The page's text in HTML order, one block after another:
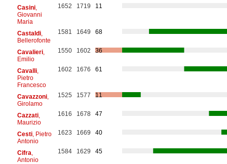
Casini,
Giovanni
Maria
1652 1719 11
Castaldi,
Bellerofonte
1581 1649 68
Cavalieri,
Emilio
1550 1602 36
Cavalli,
Pietro
Francesco
1602 1676 61
Cavazzoni,
Girolamo
1525 1577 11
Cazzati,
Maurizio
1616 1678 47
Cesti, Pietro
Antonio
1623 1669 40
Cifra
Antonio
1584 1629 45